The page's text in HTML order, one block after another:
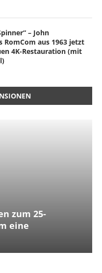
– John
RomCom aus 1963 jetzt
4K-Restauration (mit
zum 25-
eine